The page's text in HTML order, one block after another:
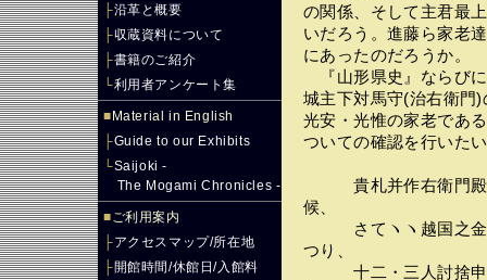
├沿革と概要
├収蔵資料について
├書籍のご紹介
└利用者アンケート集
■ Material in English
├Guide to our Exhibits
└Saijoki -
The Mogami Chronicles -
■ご利用案内
├アクセスマップ/所在地
├開館時間/休館日/入館料
の関係、そして主君最
いだろう。進藤ら家老
にあったのだろうか。
『山形県史』ならび
城主下対馬守(治右衛門
光安・光惟の家老であ
ついての確認を行いた
貴札并作右衛門殿御
候、
さてヽヽ越国之金鑿
つり、
十二・三人討捨申